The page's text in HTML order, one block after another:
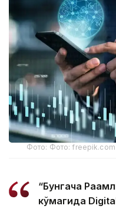
Фото: Фото: freepik.com
“Бунгача
кўмагида